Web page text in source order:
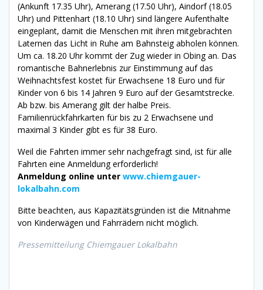
(Ankunft 17.35 Uhr), Amerang (17.50 Uhr), Aindorf (18.05
Uhr) und Pittenhart (18.10 Uhr) sind längere Aufenthalte
eingeplant, damit die Menschen mit ihren mitgebrachten
Laternen das Licht in Ruhe am Bahnsteig abholen können.
Um ca. 18.20 Uhr kommt der Zug wieder in Obing an. Das
romantische Bahnerlebnis zur Einstimmung auf das
Weihnachtsfest kostet für Erwachsene 18 Euro und für
Kinder von 6 bis 14 Jahren 9 Euro auf der Gesamtstrecke.
Ab bzw. bis Amerang gilt der halbe Preis.
Familienrückfahrkarten für bis zu 2 Erwachsene und
maximal 3 Kinder gibt es für 38 Euro.
Weil die Fahrten immer sehr nachgefragt sind, ist für alle
Fahrten eine Anmeldung erforderlich!
Anmeldung online unter www.chiemgauer-
lokalbahn.com
Bitte beachten, aus Kapazitätsgründen ist die Mitnahme
von Kinderwägen und Fahrrädern nicht möglich.
Pressemitteilung Chiemgauer Lokalbahn